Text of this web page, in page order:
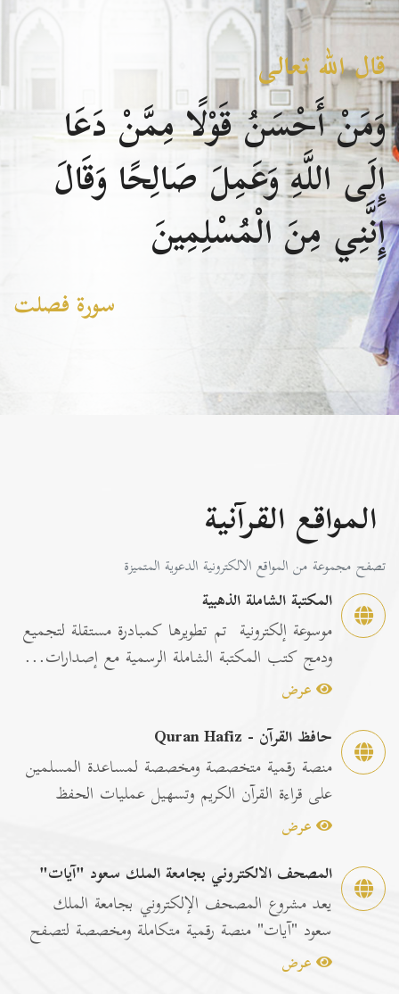
قال الله تعالى
وَمَنْ أَحْسَنُ قَوْلًا مِمَّنْ دَعَا
إِلَى اللَّهِ وَعَمِلَ صَالِحًا وَقَالَ
إِنَّنِي مِنَ الْمُسْلِمِينَ
سورة فصلت
المواقع القرآنية
تصفح مجموعة من المواقع الالكترونية الدعوية المتميزة
المكتبة الشاملة الذهبية
موسوعة إلكترونية تم تطويرها كمبادرة مستقلة لتجميع
ودمج كتب المكتبة الشاملة الرسمية مع إصدارات...
عرض
حافظ القرآن - Quran Hafiz
منصة رقمية متخصصة ومخصصة لمساعدة المسلمين
على قراءة القرآن الكريم وتسهيل عمليات الحفظ
والمراجعة عبر...
عرض
المصحف الالكتروني بجامعة الملك سعود "آيات"
يعد مشروع المصحف الإلكتروني بجامعة الملك
سعود "آيات" منصة رقمية متكاملة ومخصصة لتصفح
وقراءة القرآن ا...
عرض